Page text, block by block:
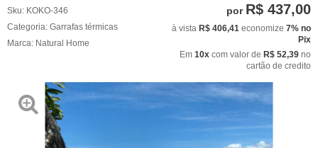
Sku: KOKO-346
Categoria: Garrafas térmicas
Marca: Natural Home
por R$ 437,00
à vista R$ 406,41 economize 7% no
Pix
Em 10x com valor de R$ 52,39 no
cartão de credito